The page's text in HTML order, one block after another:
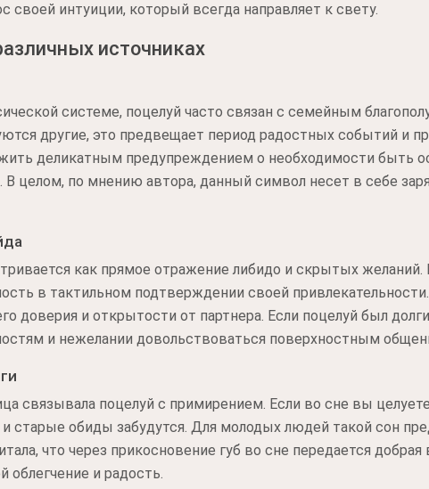
своей интуиции, который всегда направляет к свету.
источниках
системе, поцелуй часто связан с семейным
другие, это предвещает период радостных событий и
деликатным предупреждением о необходимости быть
В целом, по мнению автора, данный символ несет в себе
как прямое отражение либидо и скрытых
в тактильном подтверждении своей
доверия и открытости от партнера. Если поцелуй был
и нежелании довольствоваться поверхностным
связывала поцелуй с примирением. Если во сне вы
старые обиды забудутся. Для молодых людей такой сон
что через прикосновение губ во сне передается
облегчение и радость.